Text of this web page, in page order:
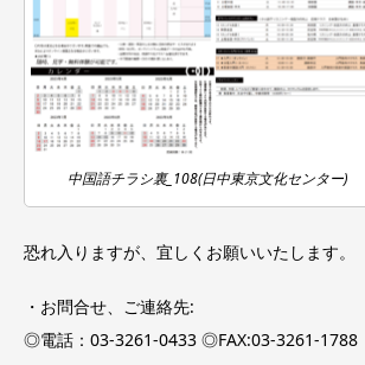
中国語チラシ裏_108(日中東京文化センター)
恐れ入りますが、宜しくお願いいたします。
・お問合せ、ご連絡先:
◎電話：03-3261-0433 ◎FAX:03-3261-1788